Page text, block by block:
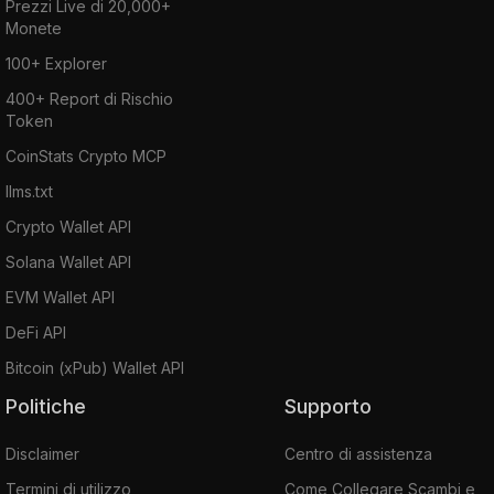
Prezzi Live di 20,000+
Monete
100+ Explorer
400+ Report di Rischio
Token
CoinStats Crypto MCP
llms.txt
Crypto Wallet API
Solana Wallet API
EVM Wallet API
DeFi API
Bitcoin (xPub) Wallet API
Politiche
Disclaimer
Termini di utilizzo
Supporto
Centro di assistenza
Come Collegare Scambi e